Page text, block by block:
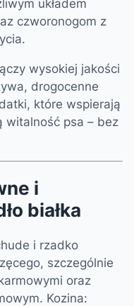
układem
czworonogom z
wysokiej jakości
drogocenne
które wspierają
witalność psa – bez
i
białka
i rzadko
szczególnie
oraz
Kozina: